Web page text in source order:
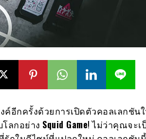
งค์อีกครั้งด้วยการเปิดตัวคอลเลกชัน
ลกอย่าง Squid Game! ไม่ว่าคุณจะ